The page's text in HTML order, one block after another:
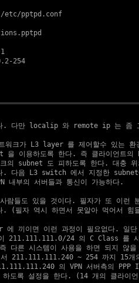
pptpd.conf
254
. 다만 localip 와 remote ip 는 좀
워크가 L3 layer 를 제어할수 있는 환
을 이용하도록 한다. 즉 클라이언트의
의 subnet 도 피하도록 한다. 대충
. 다음 L3 switch 에서 지정한
내부의 서버들과 통신이 가능하다.
람들도 있을 것이다. 필자가 또 이런
(필자 역시 하면서 못알아 먹어서 힘
끼이면 이런 과정이 필요없다. 일단
211.111.111.0/24 의 C Class 를 사
다른 시스템이 사용을 하면 되지 않
211.111.111.240 ~ 254 까지 15개
의 VPN 서버측의 PPP
도록 설정을 한다. (14 개의 클라이